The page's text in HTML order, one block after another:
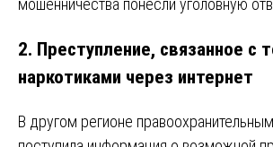
2. Преступление, связанное с
наркотиками через интернет
В другом регионе